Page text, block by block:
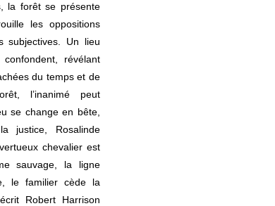
la forêt se présente
les oppositions
subjectives. Un lieu
révélant
du temps et de
l’inanimé peut
se change en bête,
justice, Rosalinde
chevalier est
sauvage, la ligne
le familier cède la
Robert Harrison